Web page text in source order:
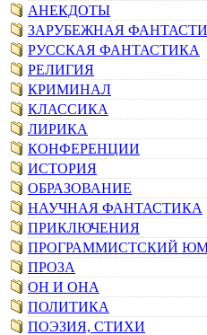
АНЕКДОТЫ
ЗАРУБЕЖНАЯ
РУССКАЯ ФАНТАСТИКА
РЕЛИГИЯ
КРИМИНАЛ
КЛАССИКА
ЛИРИКА
КОНФЕРЕНЦИИ
ИСТОРИЯ
ОБРАЗОВАНИЕ
НАУЧНАЯ ФАНТАСТИКА
ПРИКЛЮЧЕНИЯ
ПРОГРАММИСТСКИЙ
ПРОЗА
ОН И ОНА
ПОЛИТИКА
ПОЭЗИЯ, СТИХИ